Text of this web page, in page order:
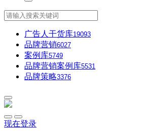
广告人干货库19093
品牌营销6027
案例库5749
品牌营销案例库5531
品牌策略3376
现在登录